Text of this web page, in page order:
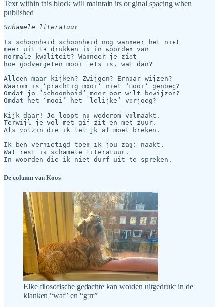
Text within this block will maintain its original spacing when
published
Schamele literatuur
Is schoonheid schoonheid nog wanneer het niet
meer uit te drukken is in woorden van
normale kwaliteit? Wanneer je ziet
hoe godvergeten mooi iets is, wat dan?
Alleen maar kijken? Zwijgen? Ernaar wijzen?
Waarom is ‘prachtig mooi’ niet ‘mooi’ genoeg?
Omdat je ‘schoonheid’ meer eer wilt bewijzen?
Omdat het ‘mooi’ het ‘lelijke’ verjoeg?
Kijk daar! Je loopt nu wederom volmaakt.
Terwijl je vol met gif zit en met zuur.
Als volzin die ik lelijk af moet breken.
Ik ben vernietigd toen ik jou zag: naakt.
Wat rest is schamele literatuur.
In woorden die ik niet durf uit te spreken.
De column van Koos
Elke filosofische gedachte kan worden uitgedrukt in de
klanken “waf” en “grrr”